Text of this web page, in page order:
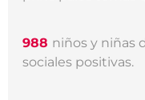
988 niños y niñas
sociales positivas.